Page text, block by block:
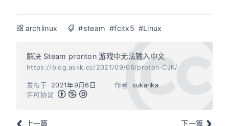
archlinux #steam #fcitx5 #Linux
解决 Steam pronton 游戏中无法输入中文
https://blog.askk.cc/2021/09/06/proton-CJK/
作者 sukanka
发布于
2021年9月6日
许可协议
上一篇 下一篇